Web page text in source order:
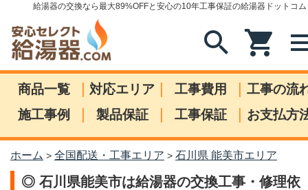
給湯器の交換なら最大89%OFFと安心の10年工事保証の給湯器ドットコム
search shopping_cart
商品一覧 | 対応エリア | 工事費用 | 工事の流
施工事例
| 製品保証 | 工事保証 | お支払方
ホーム > 全国配送・工事エリア > 石川県 能美市エリア
◎ 石川県能美市は給湯器の交換工事・修理依